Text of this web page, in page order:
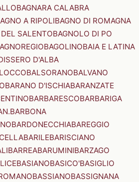
BAGNARA CALABRA
A RIPOLIBAGNO DI ROMAGNA
SALENTOBAGNOLO DI PO
BAGOLINOBAIA E LATINA
D'ALBA
BALSORANOBALVANO
BARANO D'ISCHIABARANZATE
BARBARESCOBARBARIGA
BARBONA
BARDONECCHIABAREGGIO
BARILEBARISCIANO
BARREABARUMINIBARZAGO
BASIANOBASICO'BASIGLIO
BASSIANOBASSIGNANA